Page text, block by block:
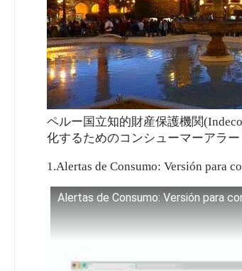
ペルー国立知的財産保護機関
化するためのコンシューマーアラ
1.Alertas de Consumo: Versión para
Alertas de Consumo: Versión para